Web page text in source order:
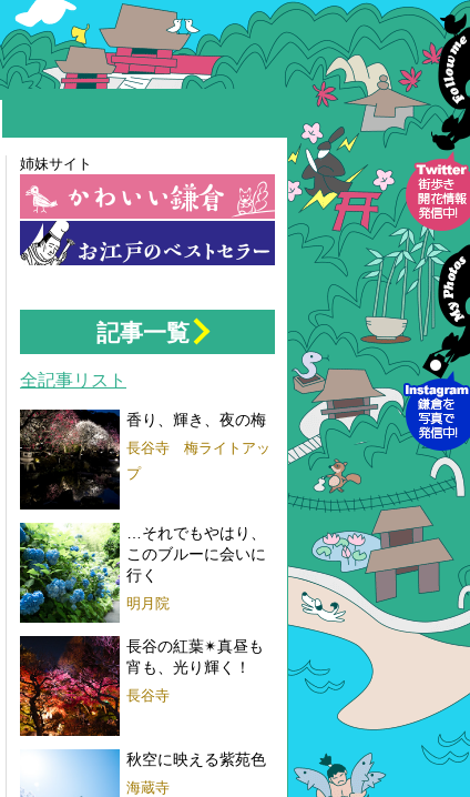
た
の
姉妹サイト
かわいい鎌倉
記事一覧
全記事リスト
香り、輝き、夜の梅
長谷寺 梅ライトアッ
プ
…それでもやはり、
このブルーに会いに
行く
明月院
長谷の紅葉✴︎真昼も
宵も、光り輝く！
長谷寺
秋空に映える紫苑色
海蔵寺
Follow me
Instagram